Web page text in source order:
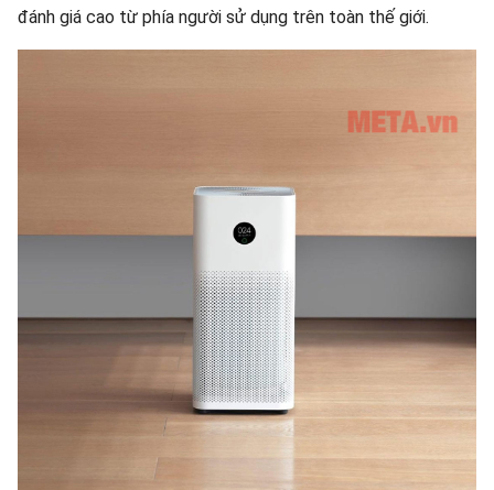
đánh giá cao từ phía người sử dụng trên toàn thế giới.